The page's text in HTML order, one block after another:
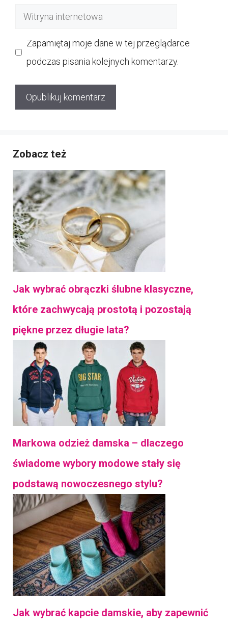
Witryna
Zapamiętaj moje dane w tej przeglądarce
podczas pisania kolejnych komentarzy.
Zobacz też
Jak wybrać obrączki ślubne klasyczne,
które zachwycają prostotą i pozostają
piękne przez długie lata?
Markowa odzież damska – dlaczego
świadome wybory modowe stały się
podstawą nowoczesnego stylu?
Jak wybrać kapcie damskie, aby zapewnić